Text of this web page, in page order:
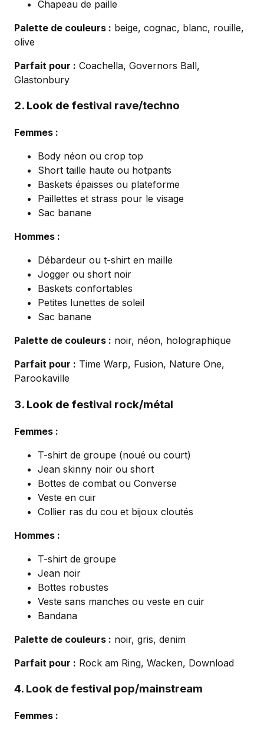
Chapeau de paille
Palette de couleurs : beige, cognac, blanc, rouille,
olive
Parfait pour : Coachella, Governors Ball,
Glastonbury
2. Look de festival rave/techno
Femmes :
Body néon ou crop top
Short taille haute ou hotpants
Baskets épaisses ou plateforme
Paillettes et strass pour le visage
Sac banane
Hommes :
Débardeur ou t-shirt en maille
Jogger ou short noir
Baskets confortables
Petites lunettes de soleil
Sac banane
Palette de couleurs : noir, néon, holographique
Parfait pour : Time Warp, Fusion, Nature One,
Parookaville
3. Look de festival rock/métal
Femmes :
T-shirt de groupe (noué ou court)
Jean skinny noir ou short
Bottes de combat ou Converse
Veste en cuir
Collier ras du cou et bijoux cloutés
Hommes :
T-shirt de groupe
Jean noir
Bottes robustes
Veste sans manches ou veste en cuir
Bandana
Palette de couleurs : noir, gris, denim
Parfait pour : Rock am Ring, Wacken, Download
4. Look de festival pop/mainstream
Femmes :